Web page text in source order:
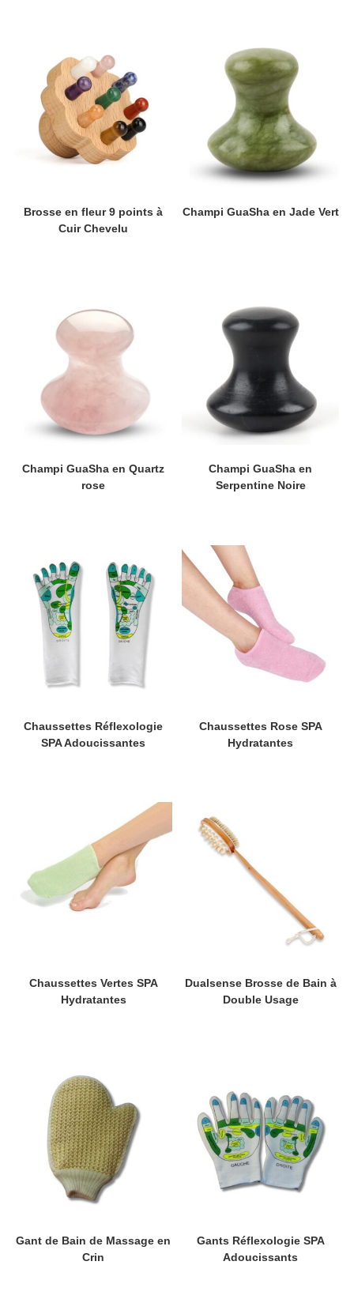
Brosse en fleur 9 points à
Cuir Chevelu
Champi GuaSha en Jade Vert
Champi GuaSha en Quartz
rose
Champi GuaSha en
Serpentine Noire
Chaussettes Réflexologie
SPA Adoucissantes
Chaussettes Rose SPA
Hydratantes
Chaussettes Vertes SPA
Hydratantes
Dualsense Brosse de Bain à
Double Usage
Gant de Bain de Massage en
Crin
Gants Réflexologie SPA
Adoucissants